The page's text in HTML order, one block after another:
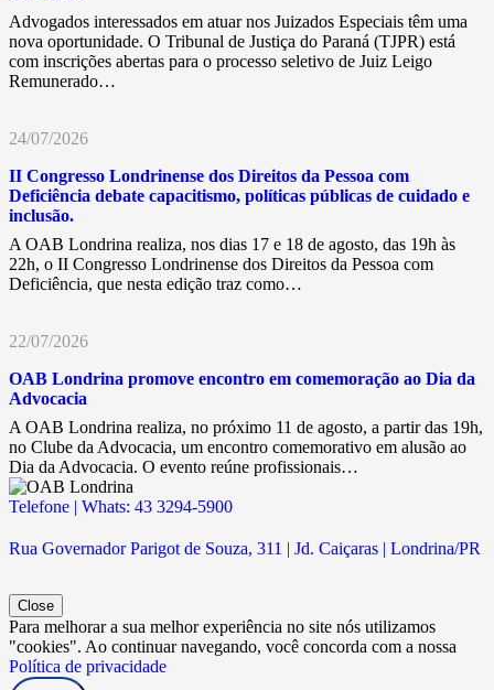
Advogados interessados em atuar nos Juizados Especiais têm uma
nova oportunidade. O Tribunal de Justiça do Paraná (TJPR) está
com inscrições abertas para o processo seletivo de Juiz Leigo
Remunerado…
24/07/2026
II Congresso Londrinense dos Direitos da Pessoa com
Deficiência debate capacitismo, políticas públicas de cuidado e
inclusão.
A OAB Londrina realiza, nos dias 17 e 18 de agosto, das 19h às
22h, o II Congresso Londrinense dos Direitos da Pessoa com
Deficiência, que nesta edição traz como…
22/07/2026
OAB Londrina promove encontro em comemoração ao Dia da
Advocacia
A OAB Londrina realiza, no próximo 11 de agosto, a partir das 19h,
no Clube da Advocacia, um encontro comemorativo em alusão ao
Dia da Advocacia. O evento reúne profissionais…
Telefone | Whats: 43 3294-5900
Rua Governador Parigot de Souza, 311 | Jd. Caiçaras | Londrina/PR
Close
Para melhorar a sua melhor experiência no site nós utilizamos
"cookies". Ao continuar navegando, você concorda com a nossa
Política de privacidade